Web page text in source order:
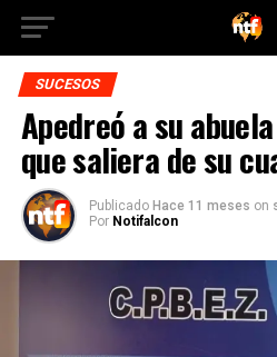
SUCESOS
Apedreó a su
que saliera de su
Publicado Hace 11 meses on
Por Notifalcon